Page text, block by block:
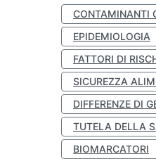
CONTAMINANTI
EPIDEMIOLOGIA
FATTORI DI
SICUREZZA
DIFFERENZE DI
TUTELA DELLA
BIOMARCATORI